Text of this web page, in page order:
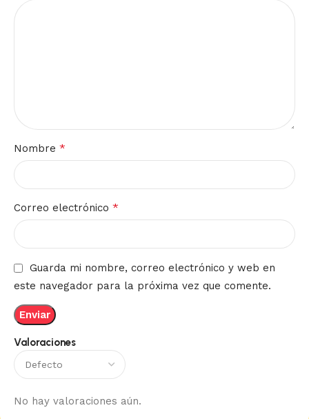
Valoraciones
No hay valoraciones aún.
Nombre *
Correo electrónico *
Guarda mi nombre, correo electrónico y web en
este navegador para la próxima vez que comente.